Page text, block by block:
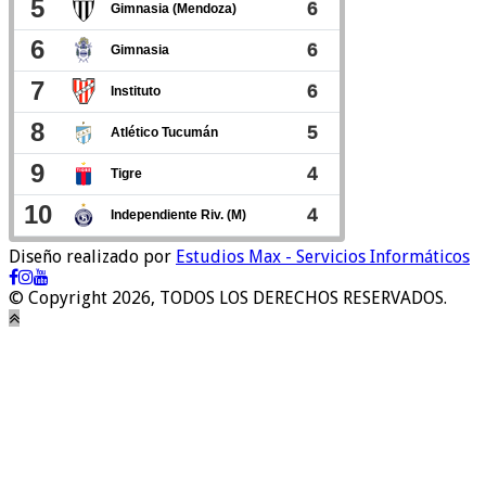
Diseño realizado por Estudios Max - Servicios Informáticos
© Copyright 2026, TODOS LOS DERECHOS RESERVADOS.